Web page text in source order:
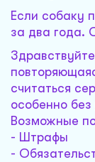
Если собаку
за два года.
считаться
особенно
Возможные
- Штрафы
-